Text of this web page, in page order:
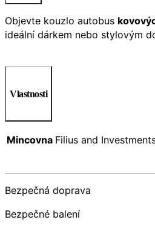
Objevte kouzlo autobus
ideální dárkem nebo stylovým
Vlastnosti
Mincovna Filius and
Bezpečná doprava
Bezpečné balení